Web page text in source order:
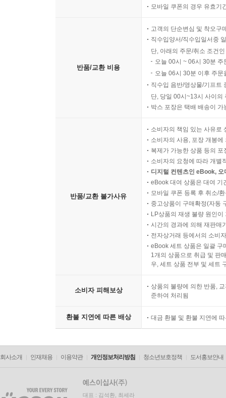
모바일 쿠폰의 경우 유효기
반품/교환 비용
고객의 단순변심 및 착오구
직수입양서/직수입일서중
단, 아래의 주문/취소 조건
오늘 00시 ~ 06시 30분
오늘 06시 30분 이후 주
직수입 음반/영상물/기프트
단, 당일 00시~13시 사이의
박스 포장은 택배 배송이
반품/교환 불가사유
소비자의 책임 있는 사유로
소비자의 사용, 포장 개봉
복제가 가능한 상품 등의
소비자의 요청에 따라 개별
디지털 컨텐츠인 eBook,
eBook 대여 상품은 대여 기
모바일 쿠폰 등록 후 취소/
중고상품이 구매확정(자동
LP상품의 재생 불량 원인
시간의 경과에 의해 재판매
전자상거래 등에서의 소비
eBook 세트 상품은 일괄 구
1개의 상품으로 취급 및 판
우, 세트 상품 전부 및 세트
소비자 피해보상
상품의 불량에 의한 반품,
준하여 처리됨
환불 지연에 따른 배상 대금 환불 및 환불 지연에
회사소개 인재채용 이용약관 개인정보처리방침 청소년보호정책 도서홍보안내
대표 : 김석환, 최세라